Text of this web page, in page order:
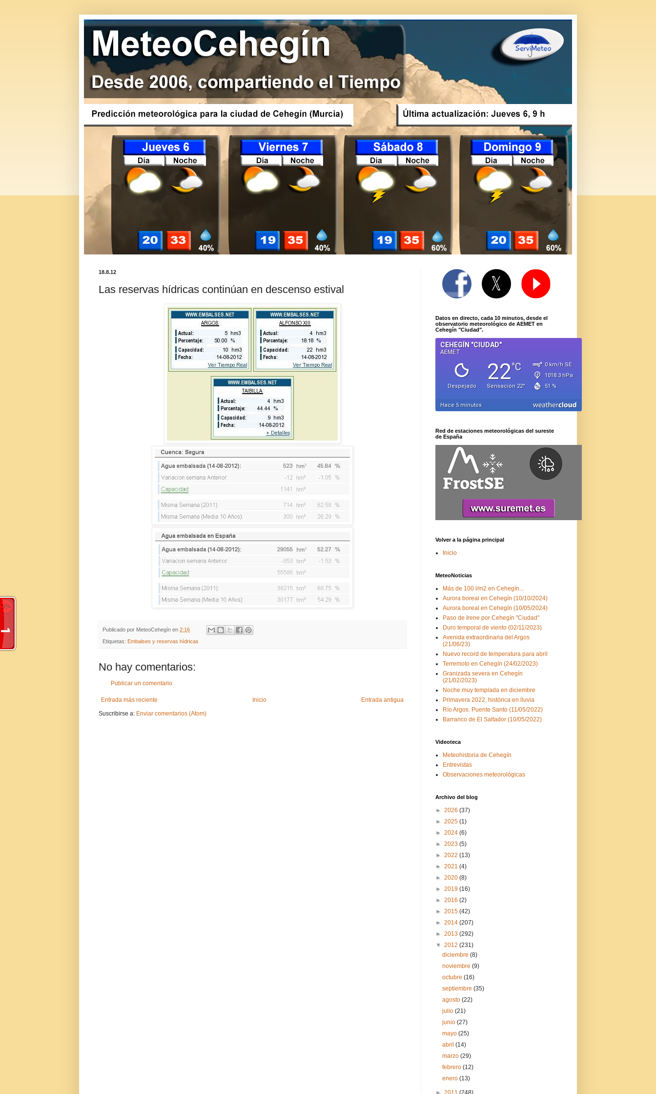
18.8.12
Las reservas hídricas continúan en descenso estival
Publicado por MeteoCehegín en 2:16
Etiquetas: Embalses y reservas hídricas
No hay comentarios:
Publicar un comentario
Entrada más reciente Entrada antigua
Inicio
Suscribirse a: Enviar comentarios (Atom)
Datos en directo, cada 10 minutos, desde el
observatorio meteorológico de AEMET en
Cehegín "Ciudad".
Red de estaciones meteorológicas del sureste
de España
Volver a la página principal
Inicio
MeteoNoticias
Más de 100 l/m2 en Cehegín...
Aurora boreal en Cehegín (10/10/2024)
Aurora boreal en Cehegín (10/05/2024)
Paso de Irene por Cehegín "Ciudad"
Duro temporal de viento (02/11/2023)
Avenida extraordinaria del Argos
(21/06/23)
Nuevo record de temperatura para abril
Terremoto en Cehegín (24/02/2023)
Granizada severa en Cehegín
(21/02/2023)
Noche muy templada en diciembre
Primavera 2022, histórica en lluvia
Río Argos. Puente Santo (11/05/2022)
Barranco de El Saltador (10/05/2022)
Videoteca
Meteohistoria de Cehegín
Entrevistas
Observaciones meteorológicas
Archivo del blog
► 2026 (37)
► 2025 (1)
► 2024 (6)
► 2023 (5)
► 2022 (13)
► 2021 (4)
► 2020 (8)
► 2019 (16)
► 2016 (2)
► 2015 (42)
► 2014 (207)
► 2013 (292)
▼ 2012 (231)
diciembre(8)
noviembre(9)
octubre(16)
septiembre(35)
agosto(22)
julio(21)
junio(27)
mayo(25)
abril(14)
marzo(29)
febrero(12)
enero(13)
► 2011 (248)